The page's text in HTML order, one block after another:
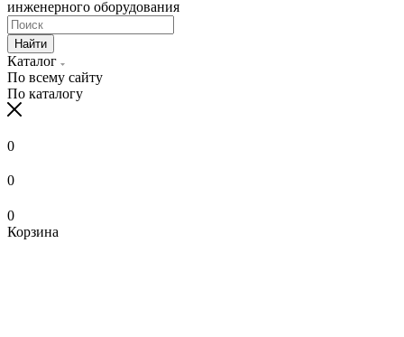
инженерного оборудования
Найти
Каталог
По всему сайту
По каталогу
0
0
0
Корзина